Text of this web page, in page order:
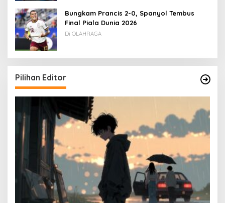
Bungkam Prancis 2-0, Spanyol Tembus
Final Piala Dunia 2026
Di OLAHRAGA
Pilihan Editor